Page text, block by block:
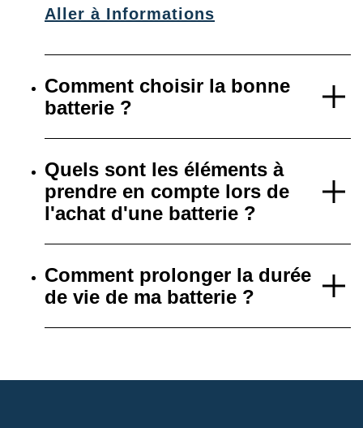
Aller à Informations
Comment choisir la bonne
batterie ?
Quels sont les éléments à
prendre en compte lors de
l'achat d'une batterie ?
Comment prolonger la durée
de vie de ma batterie ?